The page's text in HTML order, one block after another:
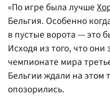
«По игре была лучше
Бельгия. Особенно
в пустые ворота — это
Исходя из того, что
чемпионате мира
Бельгии ждали на этом
опозорились.